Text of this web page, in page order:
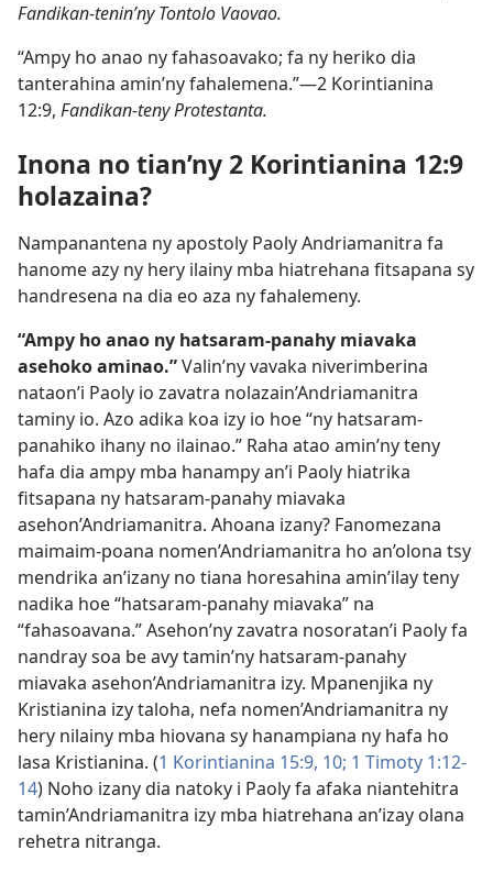
Fandikan-tenin’ny Tontolo Vaovao.
“Ampy ho anao ny fahasoavako; fa ny heriko dia
tanterahina amin’ny fahalemena.”​—2 Korintianina
12:9, Fandikan-teny Protestanta.
Inona no tian’ny 2 Korintianina 12:9
holazaina?
Nampanantena ny apostoly Paoly Andriamanitra fa
hanome azy ny hery ilainy mba hiatrehana fitsapana sy
handresena na dia eo aza ny fahalemeny.
“Ampy ho anao ny hatsaram-panahy miavaka
asehoko aminao.”Valin’ny vavaka niverimberina
nataon’i Paoly io zavatra nolazain’Andriamanitra
taminy io. Azo adika koa izy io hoe “ny hatsaram-
panahiko ihany no ilainao.” Raha atao amin’ny teny
hafa dia ampy mba hanampy an’i Paoly hiatrika
fitsapana ny hatsaram-panahy miavaka
asehon’Andriamanitra. Ahoana izany? Fanomezana
maimaim-poana nomen’Andriamanitra ho an’olona tsy
mendrika an’izany no tiana horesahina amin’ilay teny
nadika hoe “hatsaram-panahy miavaka” na
“fahasoavana.” Asehon’ny zavatra nosoratan’i Paoly fa
nandray soa be avy tamin’ny hatsaram-panahy
miavaka asehon’Andriamanitra izy. Mpanenjika ny
Kristianina izy taloha, nefa nomen’Andriamanitra ny
hery nilainy mba hiovana sy hanampiana ny hafa ho
lasa Kristianina. (1 Korintianina 15:9, 10; 1 Timoty 1:12-
14) Noho izany dia natoky i Paoly fa afaka niantehitra
tamin’Andriamanitra izy mba hiatrehana an’izay olana
rehetra nitranga.